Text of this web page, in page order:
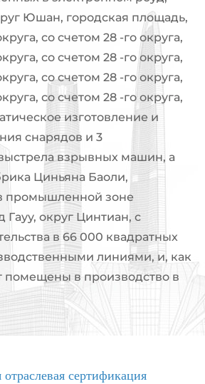
Юшан, городская площадь,
со счетом 28 -го округа,
со счетом 28 -го округа,
со счетом 28 -го округа,
со счетом 28 -го округа,
изготовление и
снарядов и 3
взрывных машин, а
Циньяна Баоли,
промышленной зоне
Гауу, округ Цинтиан, с
в 66 000 квадратных
линиями, и, как
помещены в производство в
сертификация